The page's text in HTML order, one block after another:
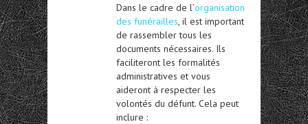
Dans le cadre de l’organisation
des funérailles , il est important
de rassembler tous les
documents nécessaires. Ils
faciliteront les formalités
administratives et vous
aideront à respecter les
volontés du défunt. Cela peut
inclure :